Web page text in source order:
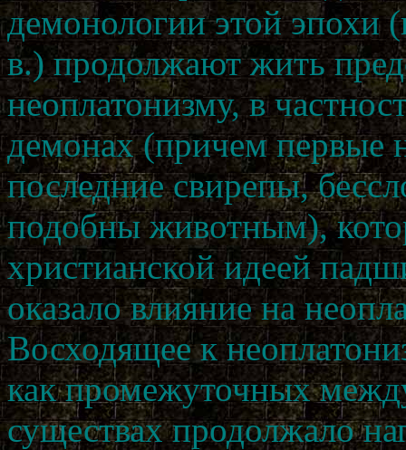
демонологии этой эпохи
в.) продолжают жить
неоплатонизму, в
демонах (причем первые
последние свирепы,
подобны животным),
христианской идеей
оказало влияние на
Восходящее к
как промежуточных
существах продолжало